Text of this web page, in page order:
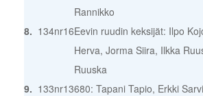
Rannikko
8. 134nr16Eevin ruudin keksijät: Ilpo
Herva, Jorma Siira, Ilkka
Ruuska
9. 133nr13680: Tapani Tapio, Erkki